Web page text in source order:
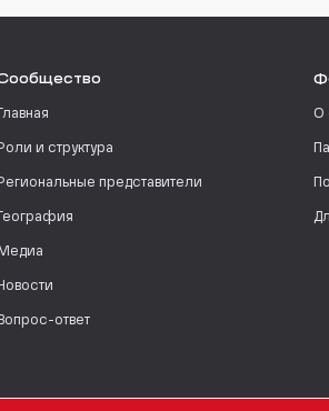
Главная
Роли и структура
Региональные представители
География
Медиа
Новости
Вопрос-ответ
О